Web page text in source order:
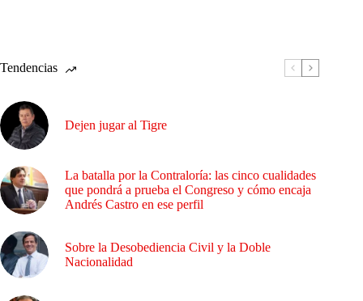
Tendencias
Dejen jugar al Tigre
La batalla por la Contraloría: las cinco cualidades
que pondrá a prueba el Congreso y cómo encaja
Andrés Castro en ese perfil
Sobre la Desobediencia Civil y la Doble
Nacionalidad